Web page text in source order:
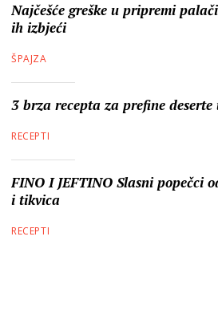
Najčešće greške u pripremi
ih izbjeći
ŠPAJZA
3 brza recepta za prefine deserte
RECEPTI
FINO I JEFTINO Slasni popečci
i tikvica
RECEPTI